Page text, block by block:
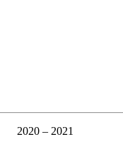
2020 – 2021